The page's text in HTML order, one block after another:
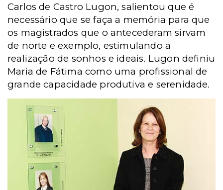
Carlos de Castro Lugon, salientou que é
necessário que se faça a memória para que
os magistrados que o antecederam sirvam
de norte e exemplo, estimulando a
realização de sonhos e ideais. Lugon definiu
Maria de Fátima como uma profissional de
grande capacidade produtiva e serenidade.